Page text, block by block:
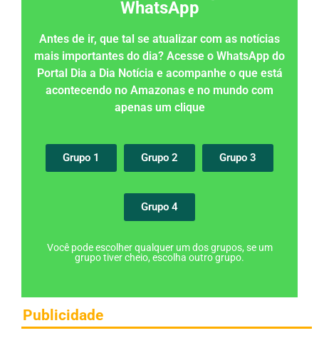
WhatsApp
Antes de ir, que tal se atualizar com as notícias
mais importantes do dia? Acesse o WhatsApp do
Portal Dia a Dia Notícia e acompanhe o que está
acontecendo no Amazonas e no mundo com
apenas um clique
Grupo 1 Grupo 2 Grupo 3
Grupo 4
Você pode escolher qualquer um dos grupos, se um
grupo tiver cheio, escolha outro grupo.
Publicidade